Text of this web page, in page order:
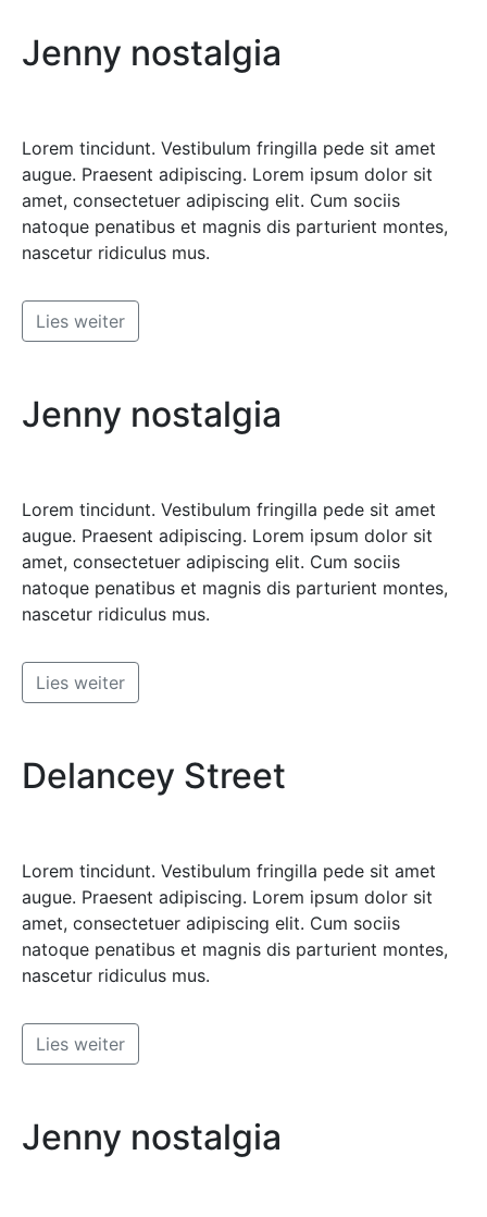
Jenny nostalgia
Lorem tincidunt. Vestibulum fringilla pede sit amet
augue. Praesent adipiscing. Lorem ipsum dolor sit
amet, consectetuer adipiscing elit. Cum sociis
natoque penatibus et magnis dis parturient montes,
nascetur ridiculus mus.
Lies weiter
Jenny nostalgia
Lorem tincidunt. Vestibulum fringilla pede sit amet
augue. Praesent adipiscing. Lorem ipsum dolor sit
amet, consectetuer adipiscing elit. Cum sociis
natoque penatibus et magnis dis parturient montes,
nascetur ridiculus mus.
Lies weiter
Delancey Street
Lorem tincidunt. Vestibulum fringilla pede sit amet
augue. Praesent adipiscing. Lorem ipsum dolor sit
amet, consectetuer adipiscing elit. Cum sociis
natoque penatibus et magnis dis parturient montes,
nascetur ridiculus mus.
Lies weiter
Jenny nostalgia